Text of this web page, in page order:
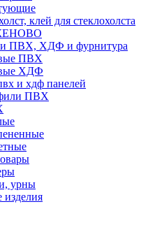
клей для стеклохолста
КЕНОВО
ПВХ, ХДФ и фурнитура
ПВХ
ХДФ
и хдф панелей
ПВХ
урны
изделия